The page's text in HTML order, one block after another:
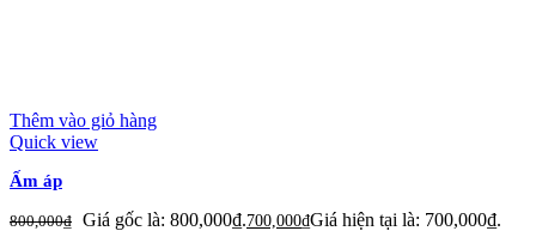
Thêm vào giỏ hàng
Quick view
Ấm áp
800,000₫ Giá gốc là: 800,000₫.700,000₫Giá hiện tại là: 700,000₫.